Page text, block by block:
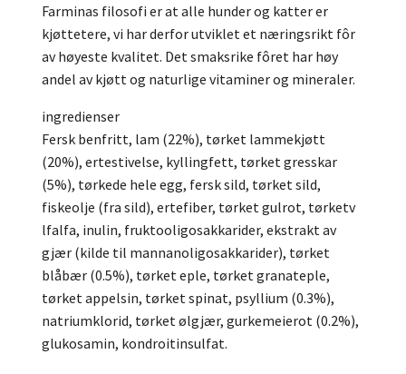
Farminas filosofi er at alle hunder og katter er
kjøttetere, vi har derfor utviklet et næringsrikt fôr
av høyeste kvalitet. Det smaksrike fôret har høy
andel av kjøtt og naturlige vitaminer og mineraler.
ingredienser
Fersk benfritt, lam (22%), tørket lammekjøtt
(20%), ertestivelse, kyllingfett, tørket gresskar
(5%), tørkede hele egg, fersk sild, tørket sild,
fiskeolje (fra sild), ertefiber, tørket gulrot, tørketv
lfalfa, inulin, fruktooligosakkarider, ekstrakt av
gjær (kilde til mannanoligosakkarider), tørket
blåbær (0.5%), tørket eple, tørket granateple,
tørket appelsin, tørket spinat, psyllium (0.3%),
natriumklorid, tørket ølgjær, gurkemeierot (0.2%),
glukosamin, kondroitinsulfat.